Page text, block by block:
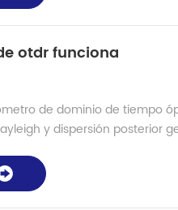
otdr funciona
de dominio de tiempo
y dispersión posterior